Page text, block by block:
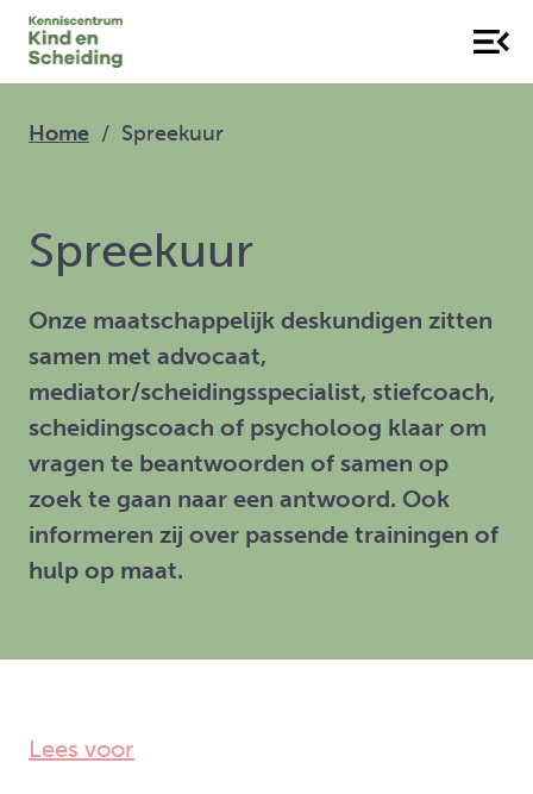
Home Spreekuur
Spreekuur
Onze maatschappelijk deskundigen zitten
samen met advocaat,
mediator/scheidingsspecialist, stiefcoach,
scheidingscoach of psycholoog klaar om
vragen te beantwoorden of samen op
zoek te gaan naar een antwoord. Ook
informeren zij over passende trainingen of
hulp op maat.
Lees voor